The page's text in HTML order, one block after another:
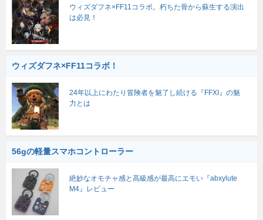
ウィズダフネ×FF11コラボ。朽ちた骨から蘇生する演出
は必見！
ウィズダフネ×FF11コラボ！
24年以上にわたり冒険者を魅了し続ける『FFXI』の魅
力とは
56gの軽量スマホコントローラー
絶妙なオモチャ感と高級感が最高にエモい『abxylute
M4』レビュー